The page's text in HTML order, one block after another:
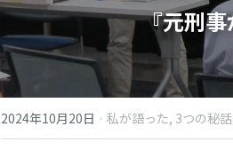
『元刑
2024年10月20日 · 私が語った, 3つの秘